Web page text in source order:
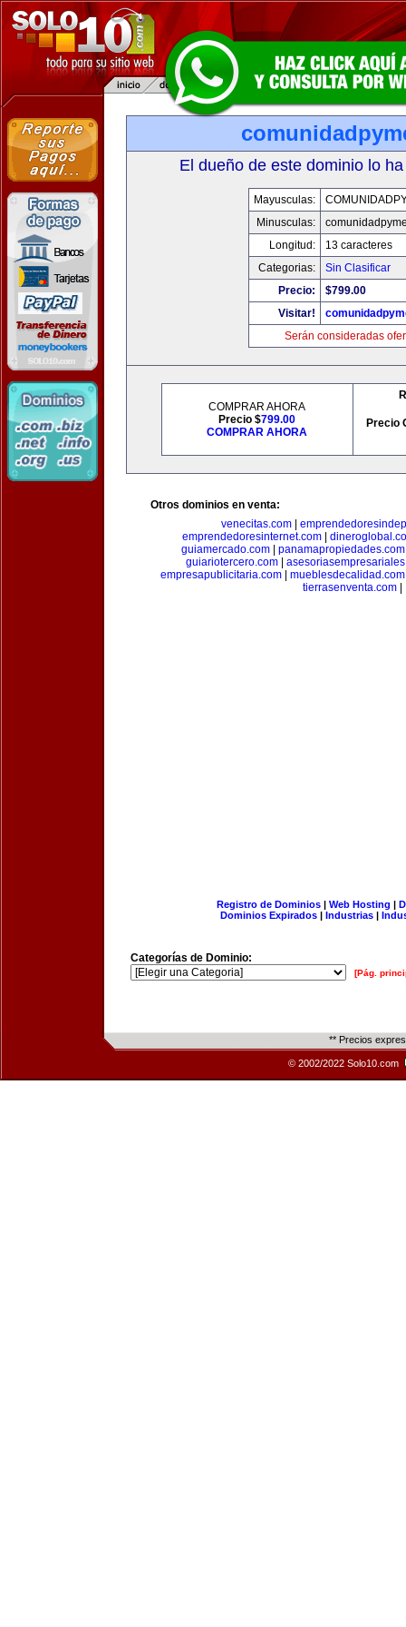
El dueño de este dominio lo
Mayusculas:
Minusculas:
Longitud:
13 caracteres
Categorias:
Sin Clasificar
Precio:
$799.00
Visitar!
Serán consideradas
COMPRAR AHORA
Precio $799.00
COMPRAR AHORA
Precio
Otros dominios en venta:
venecitas.com|
emprendedoresinternet.com
guiamercado.com| panamapropiedades.com
guiariotercero.com|
empresapublicitaria.com| mueblesdecalidad.com
tierrasenventa.com
Registro de Dominios| Web Hosting |
Dominios Expirados | Industrias |
Categorías de Dominio:
[Pág.
** Precios
© 2002/2022 Solo10.com